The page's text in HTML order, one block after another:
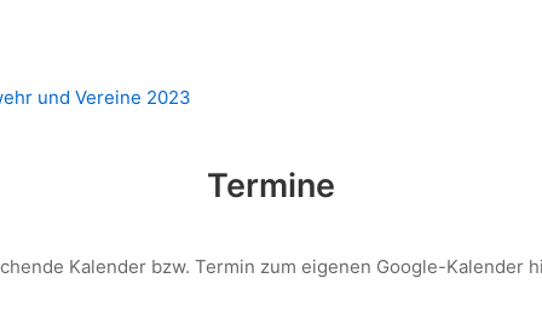
und Vereine 2023
Termine
Kalender bzw. Termin zum eigenen Google-Kalender